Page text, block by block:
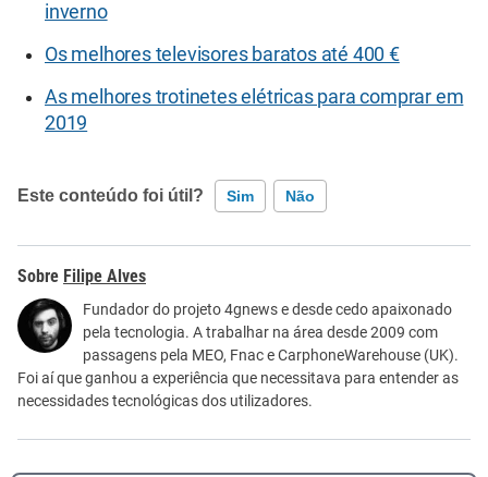
inverno
Os melhores televisores baratos até 400 €
As melhores trotinetes elétricas para comprar em
2019
Este conteúdo foi útil? Sim Não
Este conteúdo contém informação incorreta
Este conteúdo não tem a informação que procuro
Outro
Filipe Alves
Fundador do projeto 4gnews e desde cedo apaixonado
pela tecnologia. A trabalhar na área desde 2009 com
passagens pela MEO, Fnac e CarphoneWarehouse (UK).
Foi aí que ganhou a experiência que necessitava para entender as
necessidades tecnológicas dos utilizadores.